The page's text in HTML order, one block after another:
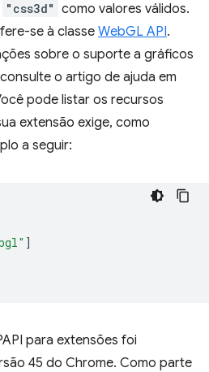
"css3d" como valores válidos.
se à classe WebGL API.
sobre o suporte a gráficos
o artigo de ajuda em
pode listar os recursos
extensão exige, como
a seguir:
]
para extensões foi
45 do Chrome. Como parte